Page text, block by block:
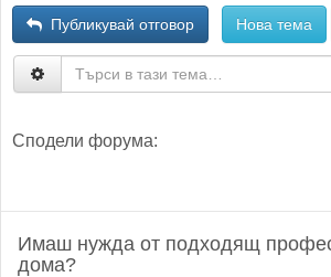
Публикувай отговор Нова тема
Сподели форума:
Имаш нужда от подходящ
дома?